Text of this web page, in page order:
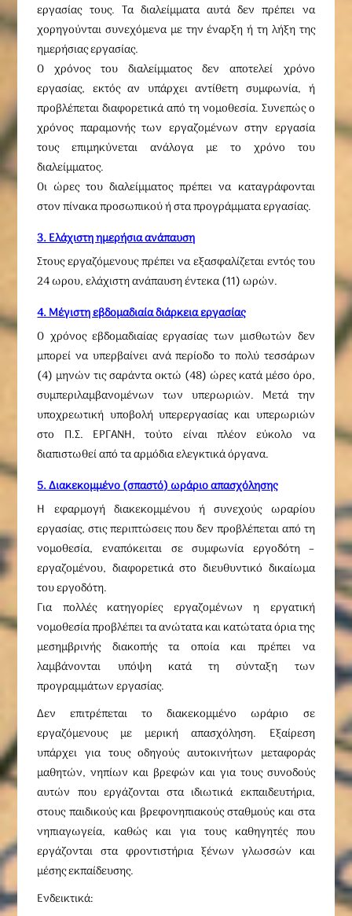
εργασίας τους. Τα διαλείμματα αυτά δεν πρέπει να
χορηγούνται συνεχόμενα με την έναρξη ή τη λήξη της
ημερήσιας εργασίας.
Ο χρόνος του διαλείμματος δεν αποτελεί χρόνο
εργασίας, εκτός αν υπάρχει αντίθετη συμφωνία, ή
προβλέπεται διαφορετικά από τη νομοθεσία. Συνεπώς ο
χρόνος παραμονής των εργαζομένων στην εργασία
τους επιμηκύνεται ανάλογα με το χρόνο του
διαλείμματος.
Οι ώρες του διαλείμματος πρέπει να καταγράφονται
στον πίνακα προσωπικού ή στα προγράμματα εργασίας.
3. Ελάχιστη ημερήσια ανάπαυση
Στους εργαζόμενους πρέπει να εξασφαλίζεται εντός του
24 ωρου, ελάχιστη ανάπαυση έντεκα (11) ωρών.
4. Μέγιστη εβδομαδιαία διάρκεια εργασίας
Ο χρόνος εβδομαδιαίας εργασίας των μισθωτών δεν
μπορεί να υπερβαίνει ανά περίοδο το πολύ τεσσάρων
(4) μηνών τις σαράντα οκτώ (48) ώρες κατά μέσο όρο,
συμπεριλαμβανομένων των υπερωριών. Μετά την
υποχρεωτική υποβολή υπερεργασίας και υπερωριών
στο Π.Σ. ΕΡΓΑΝΗ, τούτο είναι πλέον εύκολο να
διαπιστωθεί από τα αρμόδια ελεγκτικά όργανα.
5. Διακεκομμένο (σπαστό) ωράριο απασχόλησης
Η εφαρμογή διακεκομμένου ή συνεχούς ωραρίου
εργασίας, στις περιπτώσεις που δεν προβλέπεται από τη
νομοθεσία, εναπόκειται σε συμφωνία εργοδότη –
εργαζομένου, διαφορετικά στο διευθυντικό δικαίωμα
του εργοδότη.
Για πολλές κατηγορίες εργαζομένων η εργατική
νομοθεσία προβλέπει τα ανώτατα και κατώτατα όρια της
μεσημβρινής διακοπής τα οποία και πρέπει να
λαμβάνονται υπόψη κατά τη σύνταξη των
προγραμμάτων εργασίας.
Δεν επιτρέπεται το διακεκομμένο ωράριο σε
εργαζόμενους με μερική απασχόληση. Εξαίρεση
υπάρχει για τους οδηγούς αυτοκινήτων μεταφοράς
μαθητών, νηπίων και βρεφών και για τους συνοδούς
αυτών που εργάζονται στα ιδιωτικά εκπαιδευτήρια,
στους παιδικούς και βρεφονηπιακούς σταθμούς και στα
νηπιαγωγεία, καθώς και για τους καθηγητές που
εργάζονται στα φροντιστήρια ξένων γλωσσών και
μέσης εκπαίδευσης.
Ενδεικτικά: